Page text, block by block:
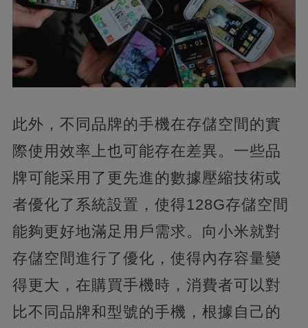
此外，不同品牌的手機在存儲空間的實
際使用效率上也可能存在差異。一些品
牌可能采用了更先進的數據壓縮技術或
者優化了系統設置，使得128G存儲空間
能夠更好地滿足用戶需求。向小米就對
存儲空間進行了優化，使得內存容量變
得更大，在購買手機時，消費者可以對
比不同品牌和型號的手機，根據自己的